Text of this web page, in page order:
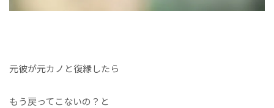
元彼が元カノと復縁したら
もう戻ってこないの？と